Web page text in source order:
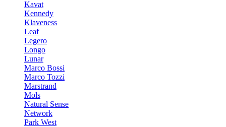
Kavat
Kennedy
Klaveness
Leaf
Legero
Longo
Lunar
Marco Bossi
Marco Tozzi
Marstrand
Mols
Natural Sense
Network
Park West